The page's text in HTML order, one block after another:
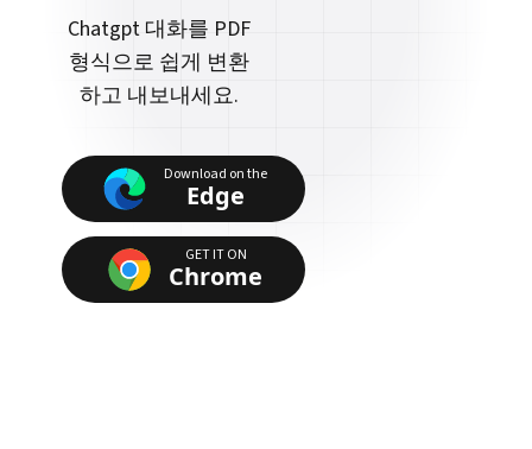
Chatgpt 대화를 PDF
형식으로 쉽게 변환
하고 내보내세요.
Download on the
Edge
GET IT ON
Chrome